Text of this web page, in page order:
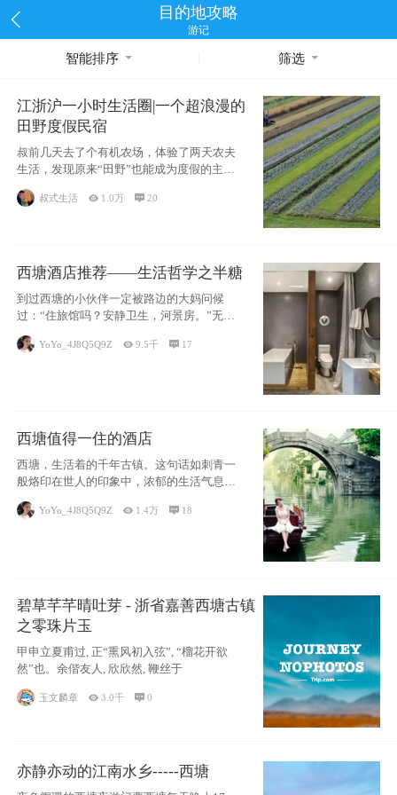
目的地攻略
游记
智能排序 筛选
江浙沪一小时生活圈|一个超浪漫的
田野度假民宿
叔前几天去了个有机农场，体验了两天农夫
生活，发现原来“田野”也能成为度假的主旋
律。江
叔式生活  1.0万 20
西塘酒店推荐——生活哲学之半糖
到过西塘的小伙伴一定被路边的大妈问候
过：“住旅馆吗？安静卫生，河景房。”无意
YoYo_4J8Q5Q9Z 9.5千  17
西塘值得一住的酒店
西塘，生活着的千年古镇。这句话如刺青一
般烙印在世人的印象中，浓郁的生活气息，
小桥流水
YoYo_4J8Q5Q9Z  1.4万  18
碧草芊芊晴吐芽 - 浙省嘉善西塘古镇
之零珠片玉
甲申立夏甫过, 正“熏风初入弦”, “榴花开欲
然”也。余偕友人, 欣欣然, 鞭丝于
玉文麟章  3.0千 0
亦静亦动的江南水乡-----西塘